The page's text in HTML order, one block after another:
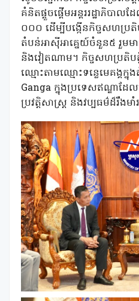
គំនិតផ្តួចផ្តើមអន្តររដ្ឋាភិបាល
០០០ ដើម្បីបង្កើនកិច្ចសហប្រតិ
តំបន់អាស៊ីអាគ្នេយ៍ចំនួន៥ រួមម
និងវៀតណាម។ កិច្ចសហប្រតិបត្តិ
ឈ្មោះតាមឈ្មោះទន្លេមេគង្គក្
Ganga ក្នុងប្រទេសឥណ្ឌាដែ
ប្រវត្តិសាស្ត្រ និងវប្បធម៌ដ៏រឹងម